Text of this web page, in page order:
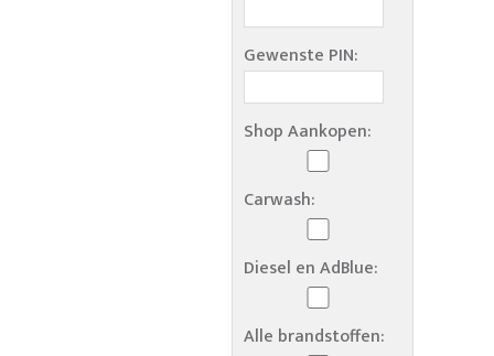
Gewenste PIN:
Shop Aankopen:
Carwash:
Diesel en AdBlue:
Alle brandstoffen: